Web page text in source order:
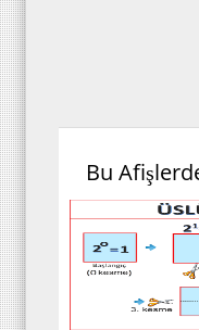
Bu